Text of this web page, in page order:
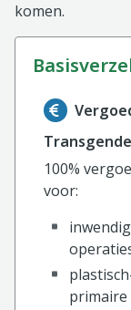
komen.
Informatie
100%
voor:
primaire